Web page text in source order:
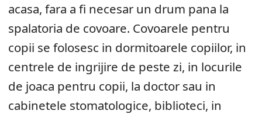
acasa, fara a fi necesar un drum pana la
spalatoria de covoare. Covoarele pentru
copii se folosesc in dormitoarele copiilor, in
centrele de ingrijire de peste zi, in locurile
de joaca pentru copii, la doctor sau in
cabinetele stomatologice, biblioteci, in